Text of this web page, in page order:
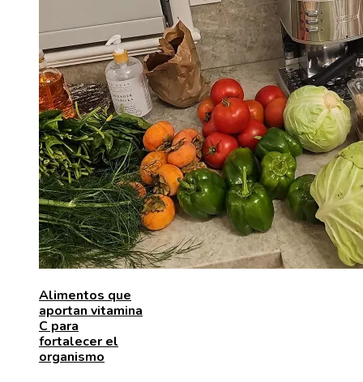
Alimentos que
aportan vitamina
C para
fortalecer el
organismo